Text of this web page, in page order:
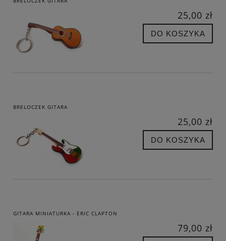
25,00 zł
DO KOSZYKA
BRELOCZEK GITARA
25,00 zł
DO KOSZYKA
GITARA MINIATURKA - ERIC CLAPTON
79,00 zł